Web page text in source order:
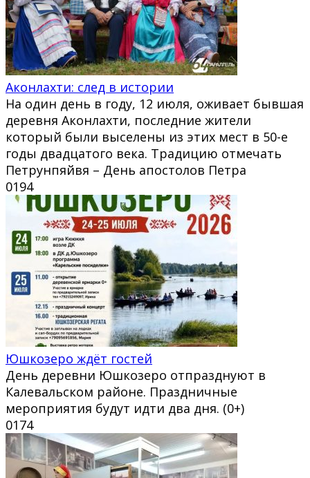
Аконлахти: след в истории
На один день в году, 12 июля, оживает бывшая
деревня Аконлахти, последние жители
который были выселены из этих мест в 50-е
годы двадцатого века. Традицию отмечать
Петрунпяйвя – День апостолов Петра
0194
Юшкозеро ждёт гостей
День деревни Юшкозеро отпразднуют в
Калевальском районе. Праздничные
мероприятия будут идти два дня. (0+)
0174